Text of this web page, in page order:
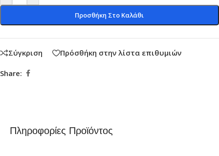
Προσθήκη Στο Καλάθι
Σύγκριση Πρόσθήκη στην λίστα επιθυμιών
Share:
Πληροφορίες Προϊόντος